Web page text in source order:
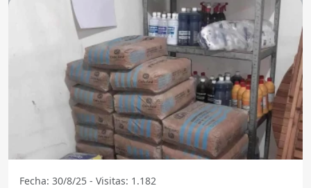
Fecha: 30/8/25 - Visitas: 1.182